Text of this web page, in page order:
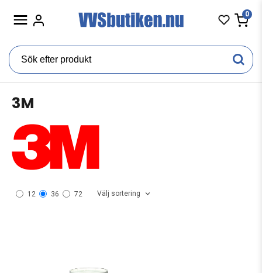
0
3M
12 36 72 Välj sortering